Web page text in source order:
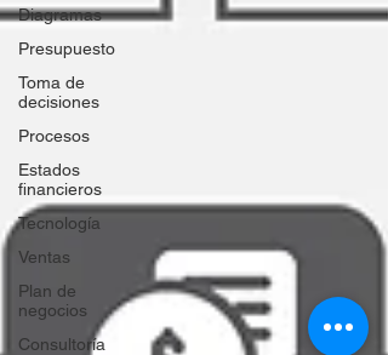
Diagramas
Presupuesto
Toma de
decisiones
Procesos
Estados
financieros
Tecnología
Ventas
Plan de
negocios
Consultoría